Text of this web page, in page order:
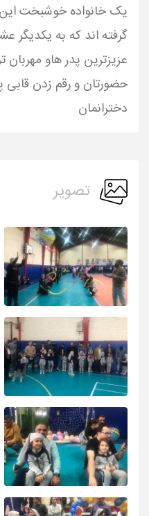
یک خانواده خوشبخت
گرفته اند که به یکدیگر
عزیزترین پدر هاو مهربان
حضورتان و رقم زدن
دخترانمان
تصویر